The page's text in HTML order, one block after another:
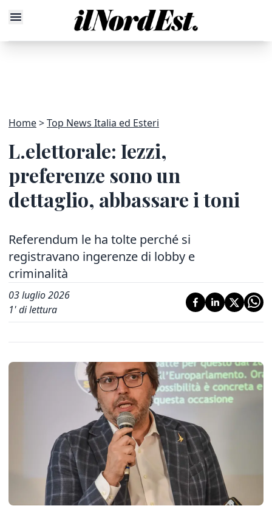
Home Top News Italia ed Esteri
L.elettorale: Iezzi,
preferenze sono un
dettaglio, abbassare i toni
Referendum le ha tolte perché si
registravano ingerenze di lobby e
criminalità
03 luglio 2026
1' di lettura